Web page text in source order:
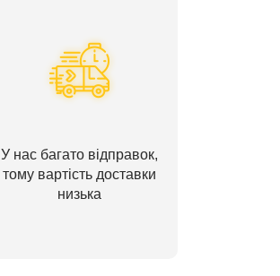
У нас багато відправок,
тому вартість доставки
низька